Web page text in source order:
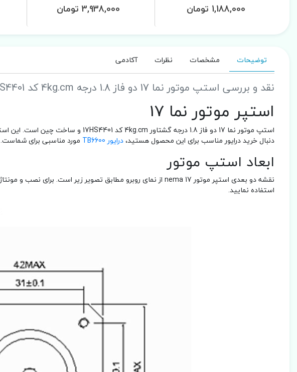
1,188,000 تومان 3,938,000 تومان
توضیحات مشخصات نظرات آکادمی
نقد و بررسی استپ موتور نما 17 دو فاز 1.8 درجه 4kg.cm کد 17HS4401 جریان 1.7 آمپر
استپر موتور نما 17
دنبال خرید درایور مناسب برای این محصول هستید،درایور TB6600 مورد مناسبی برای شماست.
ابعاد استپ موتور
استفاده نمایید.